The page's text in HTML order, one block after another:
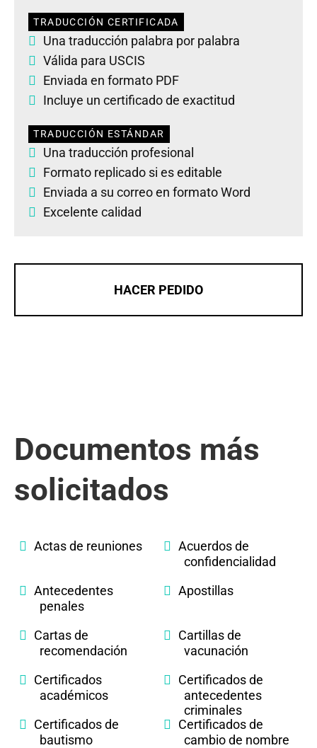
TRADUCCIÓN CERTIFICADA
Una traducción palabra por palabra
Válida para USCIS
Enviada en formato PDF
Incluye un certificado de exactitud
TRADUCCIÓN ESTÁNDAR
Una traducción profesional
Formato replicado si es editable
Enviada a su correo en formato Word
Excelente calidad
HACER PEDIDO
Documentos más
solicitados
Actas de reuniones
Acuerdos de
confidencialidad
Antecedentes
penales
Apostillas
Cartas de
recomendación
Cartillas de
vacunación
Certificados
académicos
Certificados de
antecedentes
criminales
Certificados de
bautismo
Certificados de
cambio de nombre